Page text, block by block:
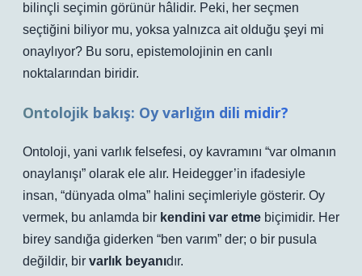
bilinçli seçimin görünür hâlidir. Peki, her seçmen
seçtiğini biliyor mu, yoksa yalnızca ait olduğu şeyi mi
onaylıyor? Bu soru, epistemolojinin en canlı
noktalarından biridir.
Ontolojik bakış: Oy varlığın dili midir?
Ontoloji, yani varlık felsefesi, oy kavramını “var olmanın
onaylanışı” olarak ele alır. Heidegger’in ifadesiyle
insan, “dünyada olma” halini seçimleriyle gösterir. Oy
vermek, bu anlamda bir kendini var etme biçimidir. Her
birey sandığa giderken “ben varım” der; o bir pusula
değildir, bir varlık beyanıdır.